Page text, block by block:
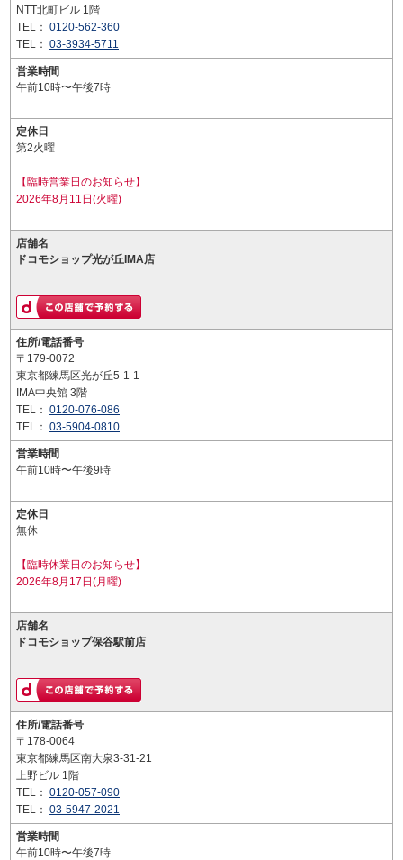
NTT北町ビル 1階
TEL： 0120-562-360
TEL： 03-3934-5711
営業時間
午前10時〜午後7時
定休日
第2火曜
【臨時営業日のお知らせ】
2026年8月11日(火曜)
店舗名
ドコモショップ光が丘IMA店
住所/電話番号
〒179-0072
東京都練馬区光が丘5-1-1
IMA中央館 3階
TEL： 0120-076-086
TEL： 03-5904-0810
営業時間
午前10時〜午後9時
定休日
無休
【臨時休業日のお知らせ】
2026年8月17日(月曜)
店舗名
ドコモショップ保谷駅前店
住所/電話番号
〒178-0064
東京都練馬区南大泉3-31-21
上野ビル 1階
TEL： 0120-057-090
TEL： 03-5947-2021
営業時間
午前10時〜午後7時